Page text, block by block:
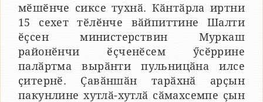
мӗшӗнче сиксе тухнӑ. Кӑнтӑрла иртни
15 сехет тӗлӗнче вӑйпиттине Шалти
ӗҫсен министерствин Муркаш
районӗнчи ӗҫченӗсем ӳсӗррине
палӑртма вырӑнти пульницӑна илсе
ҫитернӗ. Ҫавӑншӑн тарӑхнӑ арҫын
пакунлине хутлӑ-хутлӑ сӑмахсемпе ҫын